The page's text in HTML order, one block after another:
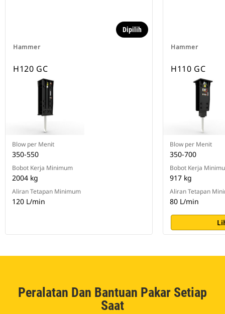
Hammer
Dipilih
H120 GC
Blow per Menit
350-550
Bobot Kerja Minimum
2004 kg
Aliran Tetapan Minimum
120 L/min
Hammer
H110 GC
Blow per Menit
350-700
Bobot Kerja
917 kg
Aliran Tetapan
80 L/min
Peralatan Dan Bantuan Pakar Setiap
Saat